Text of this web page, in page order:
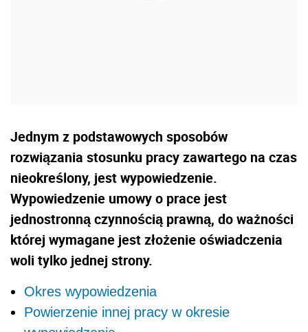
Jednym z podstawowych sposobów
rozwiązania stosunku pracy zawartego na czas
nieokreślony, jest wypowiedzenie.
Wypowiedzenie umowy o prace jest
jednostronną czynnością prawną, do ważności
której wymagane jest złożenie oświadczenia
woli tylko jednej strony.
Okres wypowiedzenia
Powierzenie innej pracy w okresie